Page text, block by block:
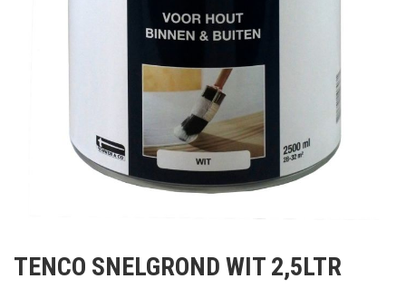
TENCO SNELGROND WIT 2,5LTR